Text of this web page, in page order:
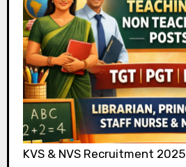
KVS & NVS Recruitment 2025